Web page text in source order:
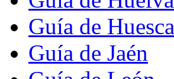
Guía de Huesca
Guía de Jaén